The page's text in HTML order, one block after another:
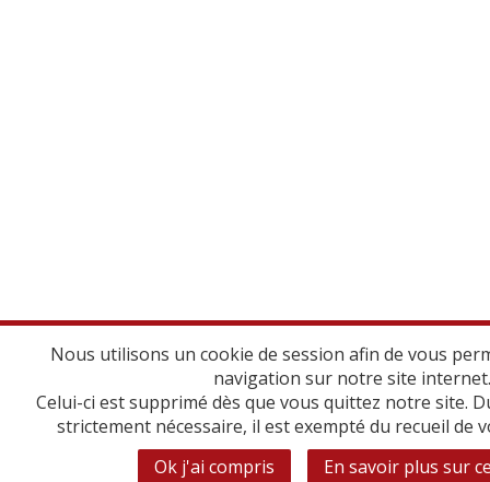
Nous utilisons un cookie de session afin de vous
navigation sur notre site internet.
Celui-ci est supprimé dès que vous quittez notre site.
strictement nécessaire, il est exempté du recueil de
Ok j'ai compris
En savoir plus sur